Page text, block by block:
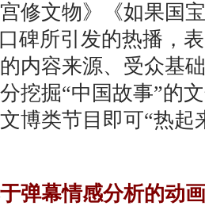
修文物》《如果国
碑所引发的热播，
内容来源、受众基
挖掘“中国故事”的
博类节目即可“热起
幕情感分析的动